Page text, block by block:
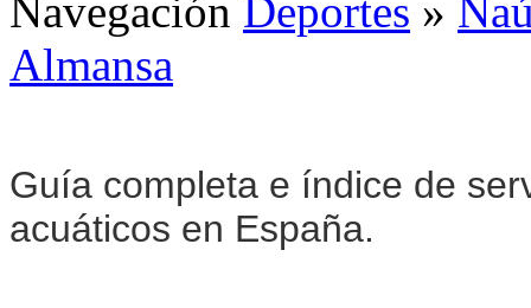
Navegación Deportes »
Almansa
Guía completa e índice de
acuáticos en España.